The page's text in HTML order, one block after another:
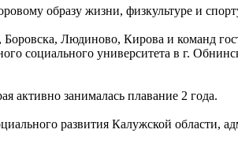
образу жизни, физкультуре и
Людиново, Кирова и команд
социального университета в г.
активно занималась плавание 2 года.
развития Калужской области,